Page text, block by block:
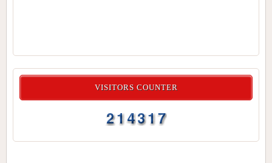
VISITORS COUNTER